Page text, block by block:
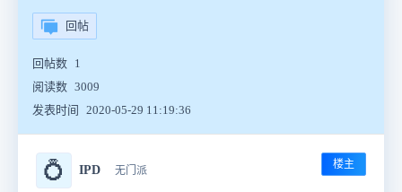
回帖
回帖数 1
阅读数 3009
发表时间
2020-05-29 11:19:36
💍 IPD 无门派 楼主